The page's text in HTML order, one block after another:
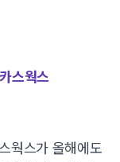
스웍스
웍스가 올해에도